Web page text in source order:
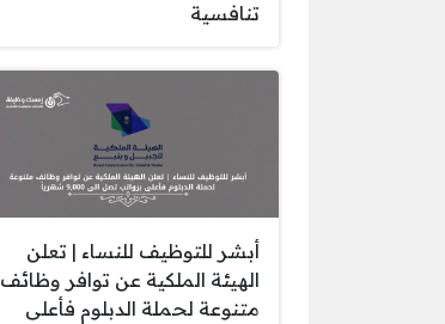
تنافسية
أبشر للتوظيف للنساء | تعلن
الهيئة الملكية عن توافر وظائف
متنوعة لحملة الدبلوم فأعلى